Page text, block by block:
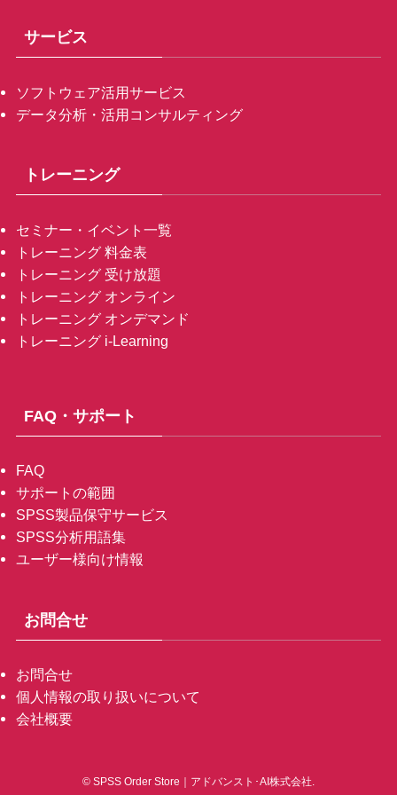
サービス
ソフトウェア活用サービス
データ分析・活用コンサルティング
トレーニング
セミナー・イベント一覧
トレーニング 料金表
トレーニング 受け放題
トレーニング オンライン
トレーニング オンデマンド
トレーニング i-Learning
FAQ・サポート
FAQ
サポートの範囲
SPSS製品保守サービス
SPSS分析用語集
ユーザー様向け情報
お問合せ
お問合せ
個人情報の取り扱いについて
会社概要
© SPSS Order Store｜アドバンスト･AI株式会社.